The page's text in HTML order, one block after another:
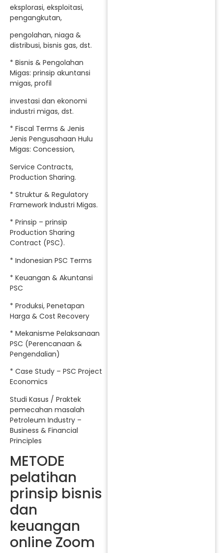
eksplorasi, eksploitasi,
pengangkutan,
pengolahan, niaga &
distribusi, bisnis gas, dst.
* Bisnis & Pengolahan
Migas: prinsip akuntansi
migas, profil
investasi dan ekonomi
industri migas, dst.
* Fiscal Terms & Jenis
Jenis Pengusahaan Hulu
Migas: Concession,
Service Contracts,
Production Sharing.
* Struktur & Regulatory
Framework Industri Migas.
* Prinsip – prinsip
Production Sharing
Contract (PSC).
* Indonesian PSC Terms
* Keuangan & Akuntansi
PSC
* Produksi, Penetapan
Harga & Cost Recovery
* Mekanisme Pelaksanaan
PSC (Perencanaan &
Pengendalian)
* Case Study – PSC Project
Economics
Studi Kasus / Praktek
pemecahan masalah
Petroleum Industry –
Business & Financial
Principles
METODE
pelatihan
prinsip bisnis
dan
keuangan
online Zoom